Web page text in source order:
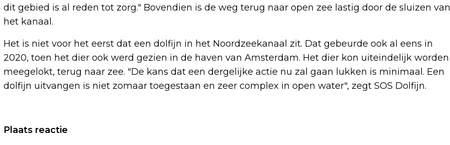
dit gebied is al reden tot zorg." Bovendien is de weg terug naar open zee lastig door de sluizen van
het kanaal.
Het is niet voor het eerst dat een dolfijn in het Noordzeekanaal zit. Dat gebeurde ook al eens in
2020, toen het dier ook werd gezien in de haven van Amsterdam. Het dier kon uiteindelijk worden
meegelokt, terug naar zee. "De kans dat een dergelijke actie nu zal gaan lukken is minimaal. Een
dolfijn uitvangen is niet zomaar toegestaan en zeer complex in open water", zegt SOS Dolfijn.
Vorig artikel
Plaats reactie